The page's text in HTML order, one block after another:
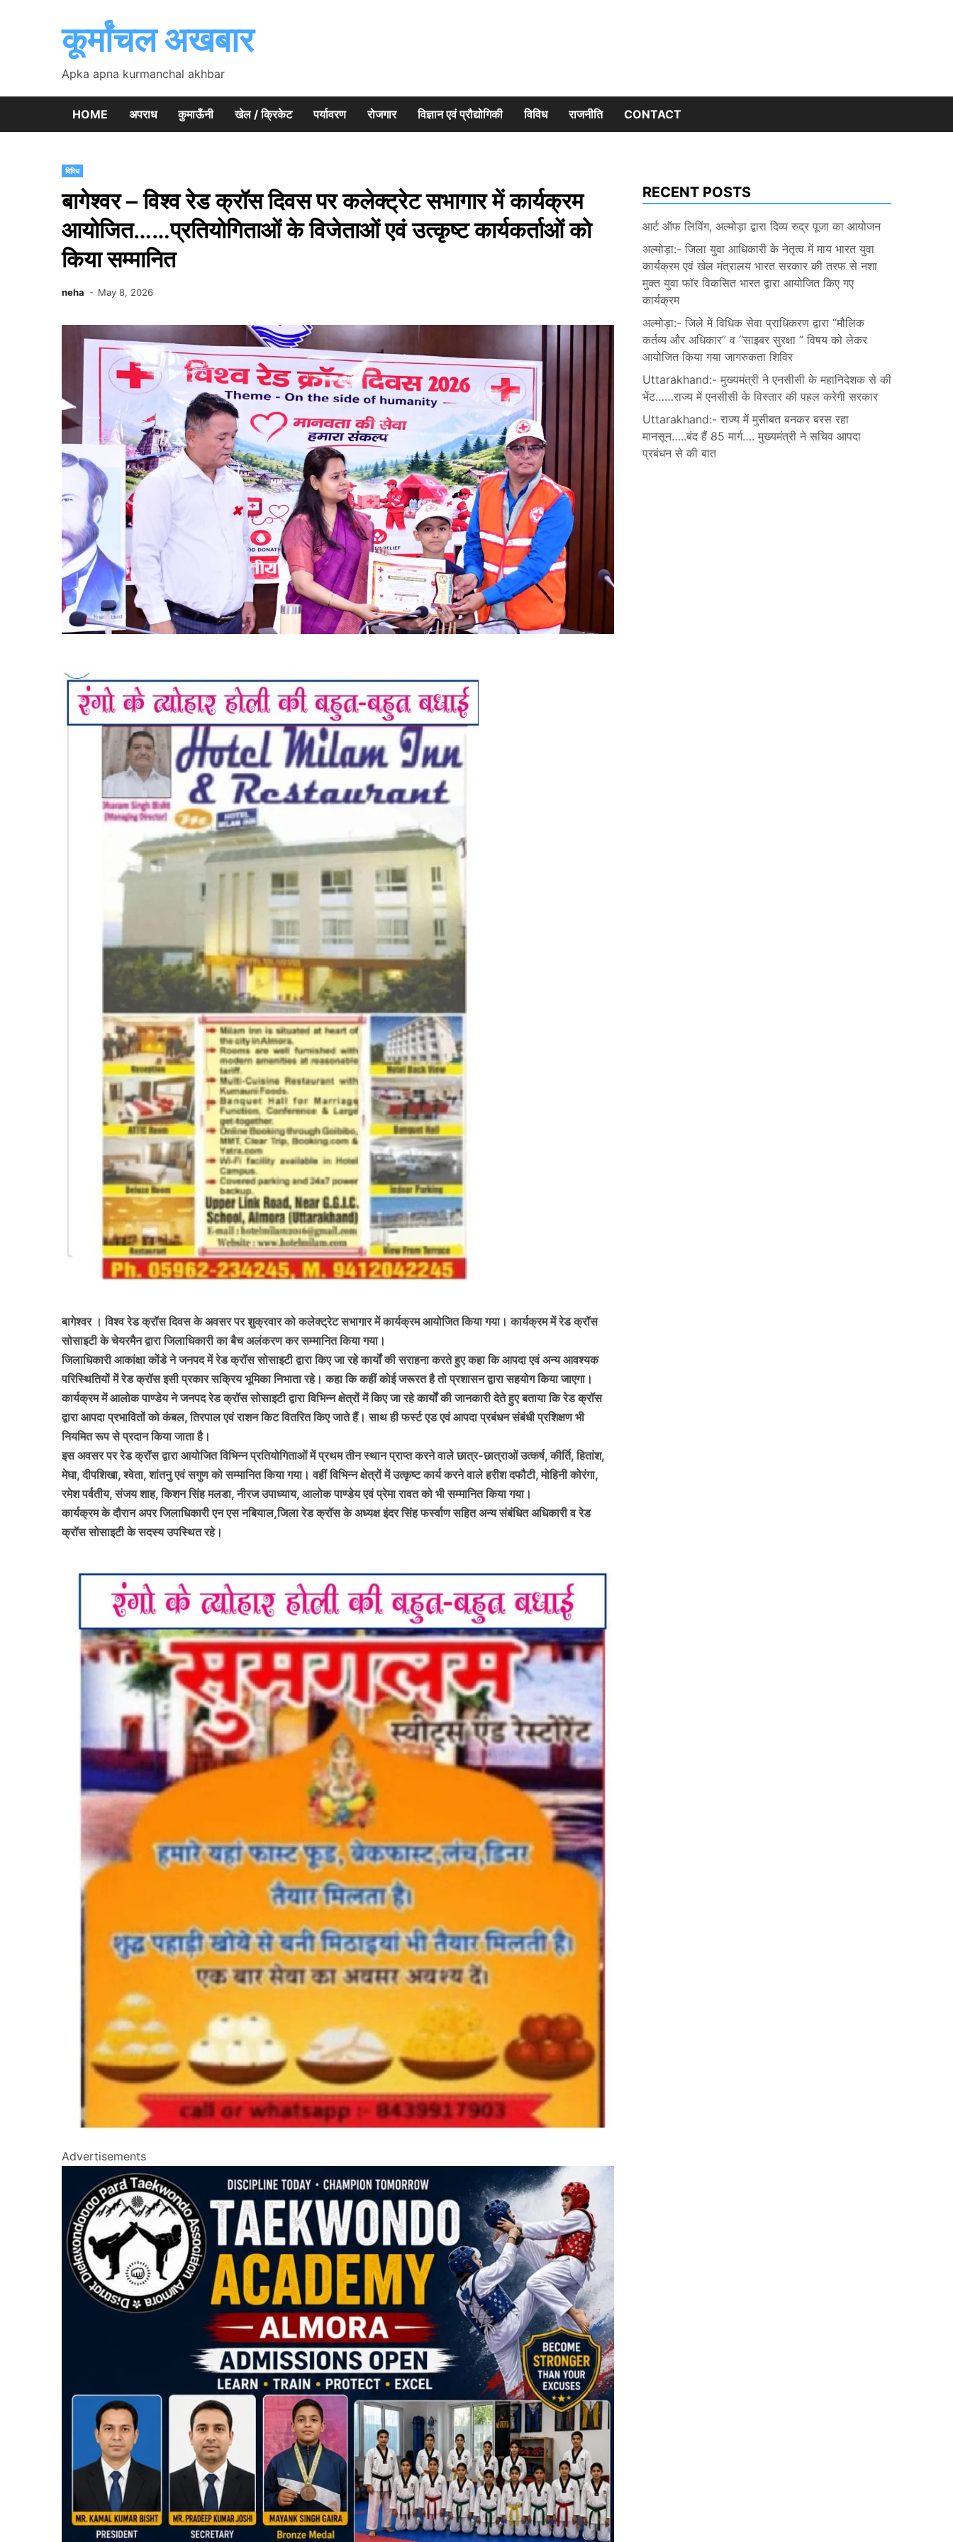
कूर्मांचल अखबार
Apka apna kurmanchal akhbar
HOME अपराध कुमाऊँनी खेल / क्रिकेट पर्यावरण रोजगार विज्ञान एवं प्रौद्योगिकी विविध राजनीति CONTACT
विविध
बागेश्वर – विश्व रेड क्रॉस दिवस पर कलेक्ट्रेट सभागार में कार्यक्रम
आयोजित……प्रतियोगिताओं के विजेताओं एवं उत्कृष्ट कार्यकर्ताओं को
किया सम्मानित
neha May 8, 2026
बागेश्वर । विश्व रेड क्रॉस दिवस के अवसर पर शुक्रवार को कलेक्ट्रेट सभागार में कार्यक्रम आयोजित किया गया। कार्यक्रम में रेड क्रॉस
सोसाइटी के चेयरमैन द्वारा जिलाधिकारी का बैच अलंकरण कर सम्मानित किया गया।
जिलाधिकारी आकांक्षा कोंडे ने जनपद में रेड क्रॉस सोसाइटी द्वारा किए जा रहे कार्यों की सराहना करते हुए कहा कि आपदा एवं अन्य आवश्यक
परिस्थितियों में रेड क्रॉस इसी प्रकार सक्रिय भूमिका निभाता रहे। कहा कि कहीं कोई जरूरत है तो प्रशासन द्वारा सहयोग किया जाएगा।
कार्यक्रम में आलोक पाण्डेय ने जनपद रेड क्रॉस सोसाइटी द्वारा विभिन्न क्षेत्रों में किए जा रहे कार्यों की जानकारी देते हुए बताया कि रेड क्रॉस
द्वारा आपदा प्रभावितों को कंबल, तिरपाल एवं राशन किट वितरित किए जाते हैं। साथ ही फर्स्ट एड एवं आपदा प्रबंधन संबंधी प्रशिक्षण भी
नियमित रूप से प्रदान किया जाता है।
इस अवसर पर रेड क्रॉस द्वारा आयोजित विभिन्न प्रतियोगिताओं में प्रथम तीन स्थान प्राप्त करने वाले छात्र-छात्राओं उत्कर्ष, कीर्ति, हितांश,
मेघा, दीपशिखा, श्वेता, शांतनु एवं सगुण को सम्मानित किया गया। वहीं विभिन्न क्षेत्रों में उत्कृष्ट कार्य करने वाले हरीश दफौटी, मोहिनी कोरंगा,
रमेश पर्वतीय, संजय शाह, किशन सिंह मलडा, नीरज उपाध्याय, आलोक पाण्डेय एवं प्रेमा रावत को भी सम्मानित किया गया।
कार्यक्रम के दौरान अपर जिलाधिकारी एन एस नबियाल,जिला रेड क्रॉस के अध्यक्ष इंदर सिंह फर्स्वाण सहित अन्य संबंधित अधिकारी व रेड
क्रॉस सोसाइटी के सदस्य उपस्थित रहे।
Advertisements
RECENT POSTS
आर्ट ऑफ लिविंग, अल्मोड़ा द्वारा दिव्य रुद्र पूजा का आयोजन
अल्मोड़ा:- जिला युवा आधिकारी के नेतृत्व में माय भारत युवा
कार्यक्रम एवं खेल मंत्रालय भारत सरकार की तरफ से नशा
मुक्त युवा फॉर विकसित भारत द्वारा आयोजित किए गए
कार्यक्रम
अल्मोड़ा:- जिले में विधिक सेवा प्राधिकरण द्वारा “मौलिक
कर्तव्य और अधिकार” व “साइबर सुरक्षा ” विषय को लेकर
आयोजित किया गया जागरुकता शिविर
Uttarakhand:- मुख्यमंत्री ने एनसीसी के महानिदेशक से की
भेंट……राज्य में एनसीसी के विस्तार की पहल करेगी सरकार
Uttarakhand:- राज्य में मुसीबत बनकर बरस रहा
मानसून…..बंद हैं 85 मार्ग…. मुख्यमंत्री ने सचिव आपदा
प्रबंधन से की बात